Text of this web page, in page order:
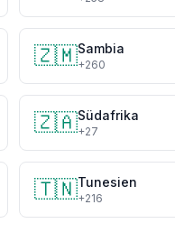
🇿🇲Sambia
+260
🇿🇦Südafrika
+27
🇹🇳Tunesien
+216